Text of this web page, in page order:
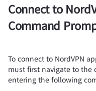
Connect to
Command
To connect to NordVPN
must first navigate to the
entering the following